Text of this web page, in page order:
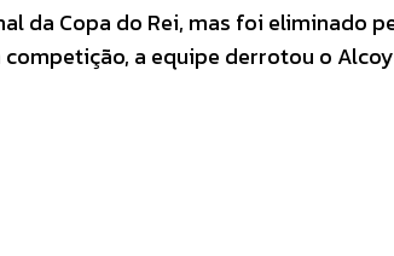
da Copa do Rei, mas foi eliminado
a equipe derrotou o